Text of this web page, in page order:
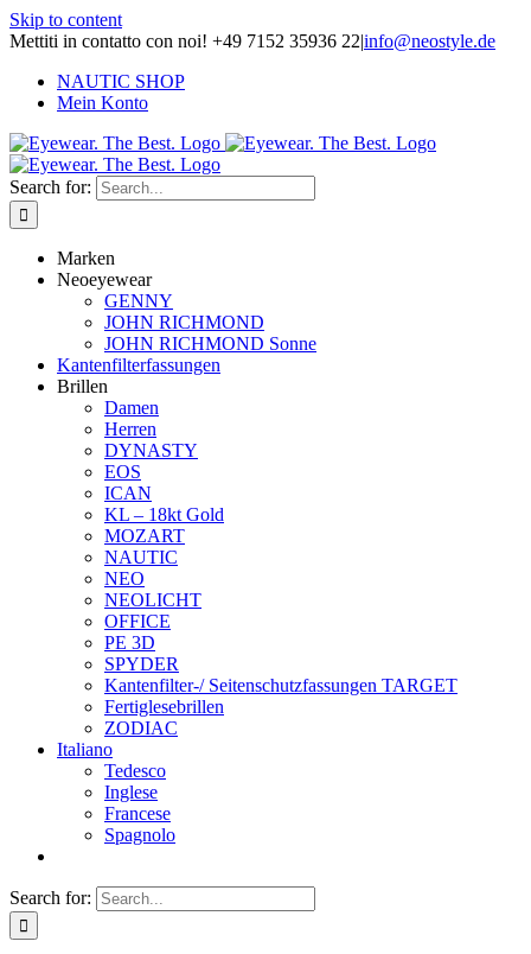
Skip to content
Mettiti in contatto con noi! +49 7152 35936 22|info@neostyle.de
NAUTIC SHOP
Mein Konto
Search for:
Marken
Neoeyewear
GENNY
JOHN RICHMOND
JOHN RICHMOND Sonne
Kantenfilterfassungen
Brillen
Damen
Herren
DYNASTY
EOS
ICAN
KL – 18kt Gold
MOZART
NAUTIC
NEO
NEOLICHT
OFFICE
PE 3D
SPYDER
Kantenfilter-/ Seitenschutzfassungen TARGET
Fertiglesebrillen
ZODIAC
Italiano
Tedesco
Inglese
Francese
Spagnolo
Search for: